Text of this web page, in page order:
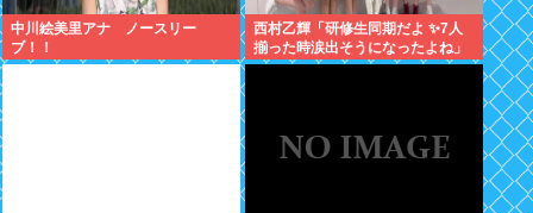
中川絵美里アナ ノースリー
ブ！！
西村乙輝「研修生同期だよ ✨7人
揃った時涙出そうになったよね」